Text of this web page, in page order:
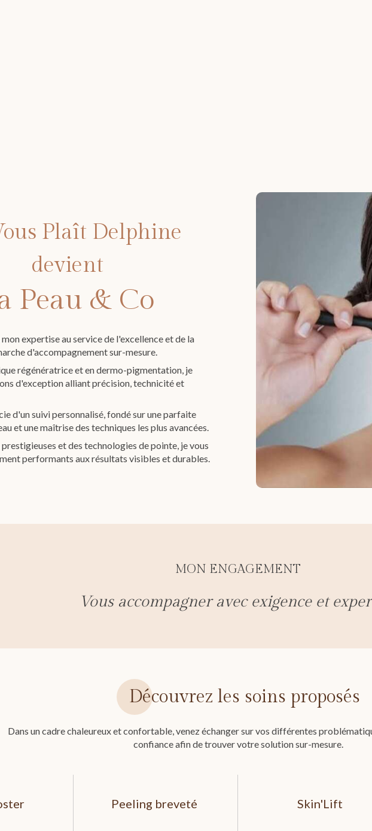
Plaît Delphine
devient
Peau & Co
expertise au service de l'excellence et de la
d'accompagnement sur-mesure.
régénératrice et en dermo-pigmentation, je
d'exception alliant précision, technicité et
d'un suivi personnalisé, fondé sur une parfaite
et une maîtrise des techniques les plus avancées.
et des technologies de pointe, je vous
performants aux résultats visibles et durables.
MON ENGAGEMENT
Vous accompagner avec exigence et
Découvrez les soins proposés
Dans un cadre chaleureux et confortable, venez échanger sur vos différentes
confiance afin de trouver votre solution sur-mesure.
Peeling breveté Skin'Lift